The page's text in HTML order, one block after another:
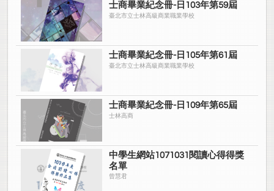
士商畢業紀念冊-日103年第59屆
臺北市立士林高級商業職業學校
士商畢業紀念冊-日105年第61屆
臺北市立士林高級商業職業學校
士商畢業紀念冊-日109年第65屆
士林高商
中學生網站1071031閱讀心得得獎
名單
曾慧君